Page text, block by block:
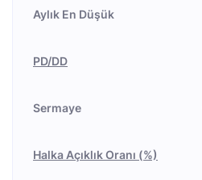
Aylık En Düşük
PD/DD
Sermaye
Halka Açıklık Oranı (%)